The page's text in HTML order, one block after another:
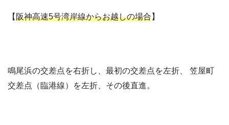
【阪神高速5号湾岸線からお越しの場合】
鳴尾浜の交差点を右折し、最初の交差点を左折、 笠屋町
交差点（臨港線）を左折、その後直進。